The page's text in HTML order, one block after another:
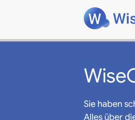
Sie haben
Alles über